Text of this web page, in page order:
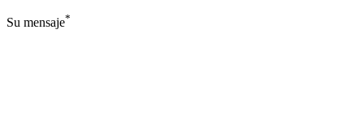
Su mensaje*